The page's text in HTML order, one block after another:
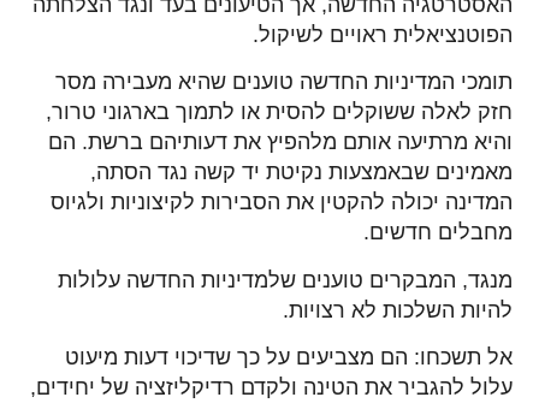
הפוטנציאלית ראויים לשיקול.
תומכי המדיניות החדשה טוענים שהיא מעבירה מסר
חזק לאלה ששוקלים להסית או לתמוך בארגוני טרור,
והיא מרתיעה אותם מלהפיץ את דעותיהם ברשת. הם
מאמינים שבאמצעות נקיטת יד קשה נגד הסתה,
המדינה יכולה להקטין את הסבירות לקיצוניות ולגיוס
מחבלים חדשים.
מנגד, המבקרים טוענים שלמדיניות החדשה עלולות
להיות השלכות לא רצויות.
אל תשכחו: הם מצביעים על כך שדיכוי דעות מיעוט
עלול להגביר את הטינה ולקדם רדיקליזציה של יחידים,